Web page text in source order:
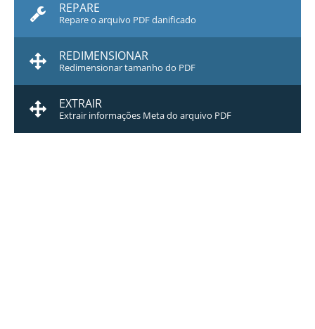
REPARE
Repare o arquivo PDF danificado
REDIMENSIONAR
Redimensionar tamanho do PDF
EXTRAIR
Extrair informações Meta do arquivo PDF